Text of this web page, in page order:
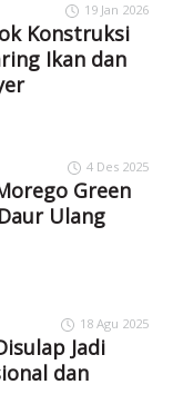
19 Jan 2026
Konstruksi
Ikan dan
4 Des 2025
Green
Ulang
18 Agu 2025
Jadi
dan